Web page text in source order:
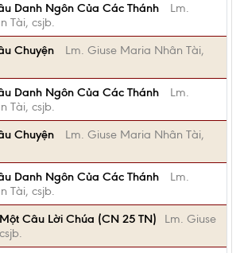
Danh Ngôn Của Các Thánh
Lm.
Tài, csjb.
Chuyện
Lm. Giuse Maria Nhân Tài,
Danh Ngôn Của Các Thánh
Lm.
Tài, csjb.
Chuyện
Lm. Giuse Maria Nhân Tài,
Danh Ngôn Của Các Thánh
Lm.
Tài, csjb.
Câu Lời Chúa (CN 25 TN)
Lm. Giuse